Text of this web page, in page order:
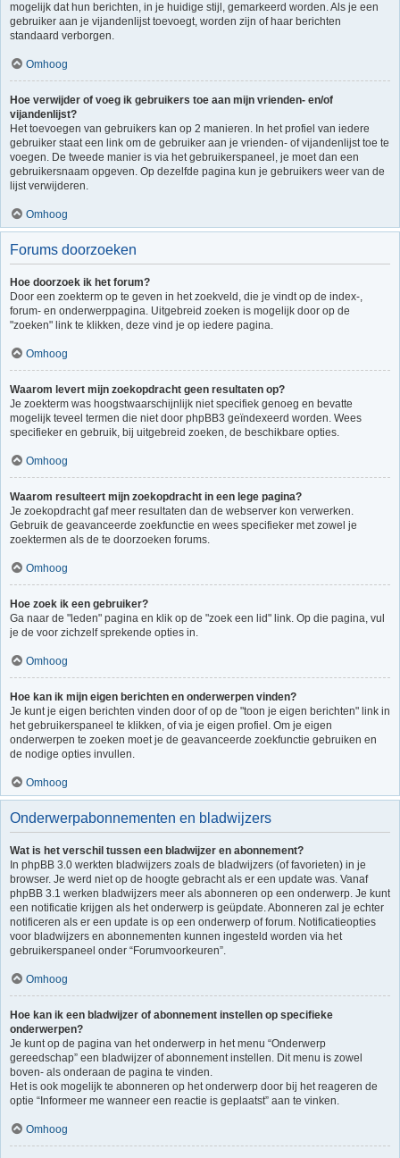
mogelijk dat hun berichten, in je huidige stijl, gemarkeerd worden. Als je een
gebruiker aan je vijandenlijst toevoegt, worden zijn of haar berichten
standaard verborgen.
Omhoog
Hoe verwijder of voeg ik gebruikers toe aan mijn vrienden- en/of
vijandenlijst?
Het toevoegen van gebruikers kan op 2 manieren. In het profiel van iedere
gebruiker staat een link om de gebruiker aan je vrienden- of vijandenlijst toe te
voegen. De tweede manier is via het gebruikerspaneel, je moet dan een
gebruikersnaam opgeven. Op dezelfde pagina kun je gebruikers weer van de
lijst verwijderen.
Omhoog
Forums doorzoeken
Hoe doorzoek ik het forum?
Door een zoekterm op te geven in het zoekveld, die je vindt op de index-,
forum- en onderwerppagina. Uitgebreid zoeken is mogelijk door op de
"zoeken" link te klikken, deze vind je op iedere pagina.
Omhoog
Waarom levert mijn zoekopdracht geen resultaten op?
Je zoekterm was hoogstwaarschijnlijk niet specifiek genoeg en bevatte
mogelijk teveel termen die niet door phpBB3 geïndexeerd worden. Wees
specifieker en gebruik, bij uitgebreid zoeken, de beschikbare opties.
Omhoog
Waarom resulteert mijn zoekopdracht in een lege pagina?
Je zoekopdracht gaf meer resultaten dan de webserver kon verwerken.
Gebruik de geavanceerde zoekfunctie en wees specifieker met zowel je
zoektermen als de te doorzoeken forums.
Omhoog
Hoe zoek ik een gebruiker?
Ga naar de "leden" pagina en klik op de "zoek een lid" link. Op die pagina, vul
je de voor zichzelf sprekende opties in.
Omhoog
Hoe kan ik mijn eigen berichten en onderwerpen vinden?
Je kunt je eigen berichten vinden door of op de "toon je eigen berichten" link in
het gebruikerspaneel te klikken, of via je eigen profiel. Om je eigen
onderwerpen te zoeken moet je de geavanceerde zoekfunctie gebruiken en
de nodige opties invullen.
Omhoog
Onderwerpabonnementen en bladwijzers
Wat is het verschil tussen een bladwijzer en abonnement?
In phpBB 3.0 werkten bladwijzers zoals de bladwijzers (of favorieten) in je
browser. Je werd niet op de hoogte gebracht als er een update was. Vanaf
phpBB 3.1 werken bladwijzers meer als abonneren op een onderwerp. Je kunt
een notificatie krijgen als het onderwerp is geüpdate. Abonneren zal je echter
notificeren als er een update is op een onderwerp of forum. Notificatieopties
voor bladwijzers en abonnementen kunnen ingesteld worden via het
gebruikerspaneel onder “Forumvoorkeuren”.
Omhoog
Hoe kan ik een bladwijzer of abonnement instellen op specifieke
onderwerpen?
Je kunt op de pagina van het onderwerp in het menu “Onderwerp
gereedschap” een bladwijzer of abonnement instellen. Dit menu is zowel
boven- als onderaan de pagina te vinden.
Het is ook mogelijk te abonneren op het onderwerp door bij het reageren de
optie “Informeer me wanneer een reactie is geplaatst” aan te vinken.
Omhoog